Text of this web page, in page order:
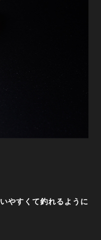
やすくて釣れるように